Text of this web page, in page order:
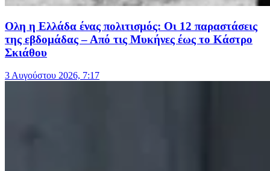
Ολη η Ελλάδα ένας πολιτισμός: Οι 12 παραστάσεις
της εβδομάδας – Από τις Μυκήνες έως το Κάστρο
Σκιάθου
3 Αυγούστου 2026, 7:17